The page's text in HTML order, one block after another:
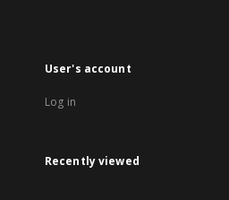
User's account
Log in
Recently viewed